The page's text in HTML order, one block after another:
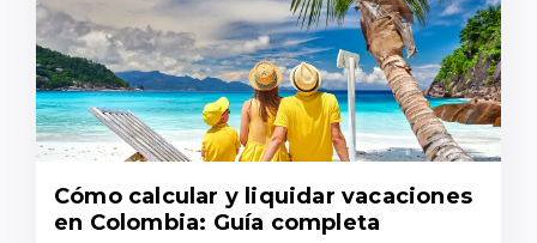
Cómo calcular y liquidar vacaciones
en Colombia: Guía completa